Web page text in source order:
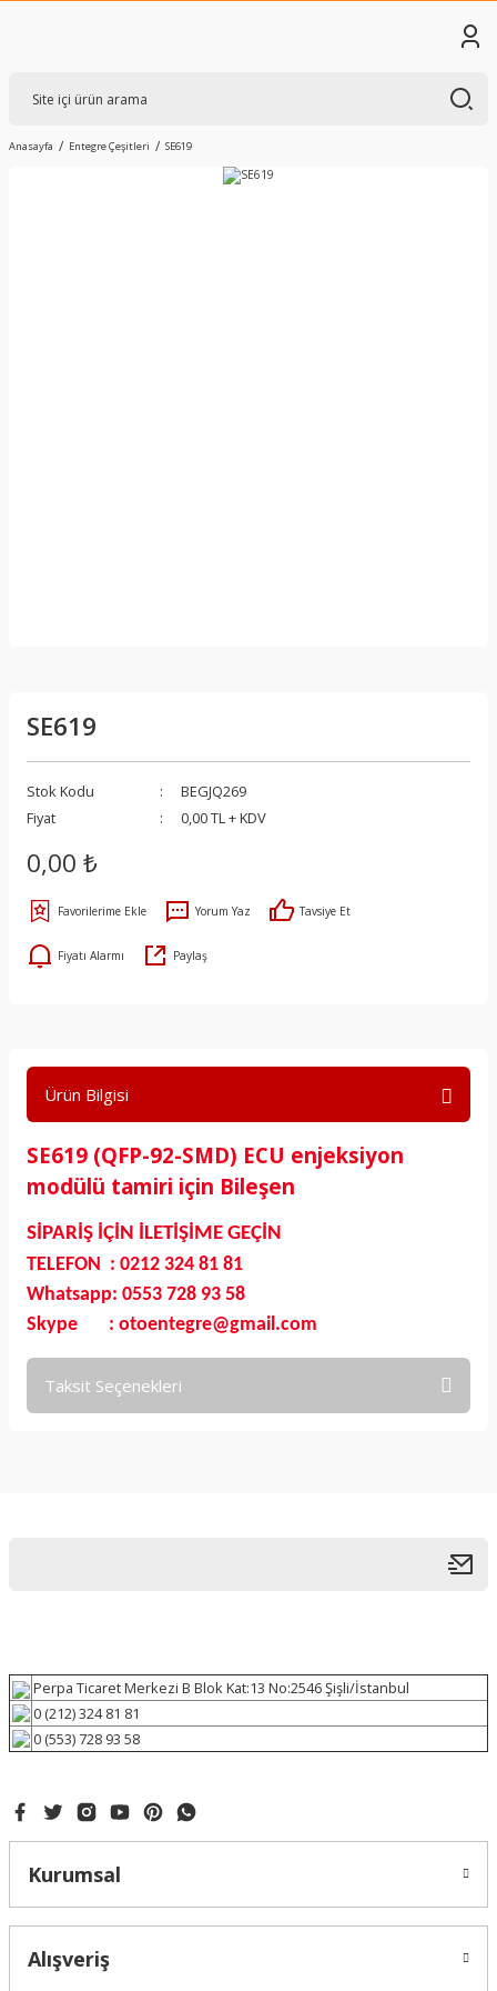
Anasayfa Entegre Çeşitleri SE619
SE619
Stok Kodu
BEGJQ269
Fiyat
0,00 TL + KDV
0,00 ₺
Yorum Yaz Tavsiye Et
Fiyatı Alarmı Paylaş
Ürün Bilgisi
SE619 (QFP-92-SMD) ECU enjeksiyon
modülü tamiri için Bileşen
SİPARİŞ İÇİN İLETİŞİME GEÇİN
TELEFON : 0212 324 81 81
Whatsapp: 0553 728 93 58
Skype : otoentegre@gmail.com
Taksit Seçenekleri
Perpa Ticaret Merkezi B Blok Kat:13 No:2546 Şişli/İstanbul
0 (212) 324 81 81
0 (553) 728 93 58
Kurumsal
Alışveriş